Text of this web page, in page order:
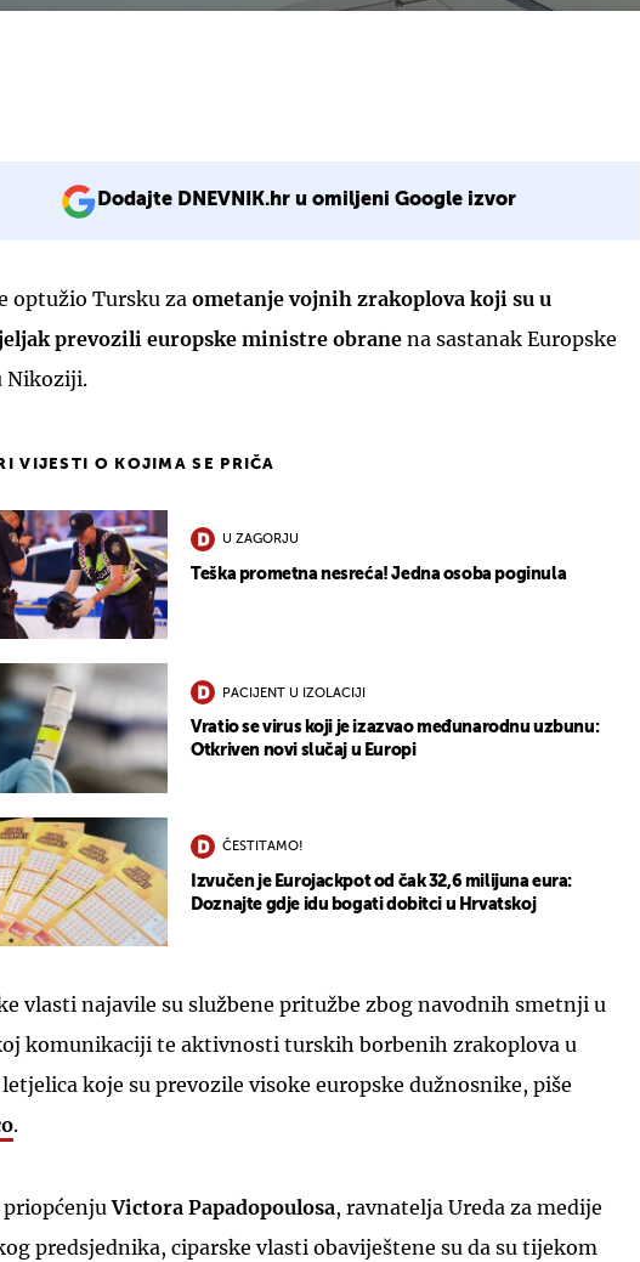
Dodajte DNEVNIK.hr u omiljeni Google izvor
optužio Tursku za ometanje vojnih zrakoplova koji su u
prevozili europske ministre obrane na sastanak Europske
Nikoziji.
VIJESTI O KOJIMA SE PRIČA
U ZAGORJU
Teška prometna nesreća! Jedna osoba poginula
PACIJENT U IZOLACIJI
Vratio se virus koji je izazvao međunarodnu uzbunu:
Otkriven novi slučaj u Europi
ČESTITAMO!
Izvučen je Eurojackpot od čak 32,6 milijuna eura:
Doznajte gdje idu bogati dobitci u Hrvatskoj
vlasti najavile su službene pritužbe zbog navodnih smetnji u
komunikaciji te aktivnosti turskih borbenih zrakoplova u
koje su prevozile visoke europske dužnosnike, piše
.
priopćenjuVictora Papadopoulosa, ravnatelja Ureda za medije
predsjednika, ciparske vlasti obaviještene su da su tijekom